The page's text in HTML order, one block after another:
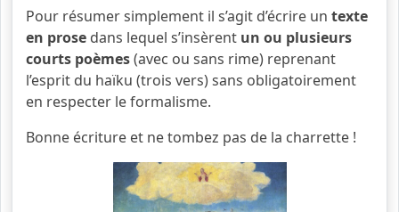
Pour résumer simplement il s’agit d’écrire un texte
en prose dans lequel s’insèrent un ou plusieurs
courts poèmes(avec ou sans rime) reprenant
l’esprit du haïku (trois vers) sans obligatoirement
en respecter le formalisme.
Bonne écriture et ne tombez pas de la charrette !